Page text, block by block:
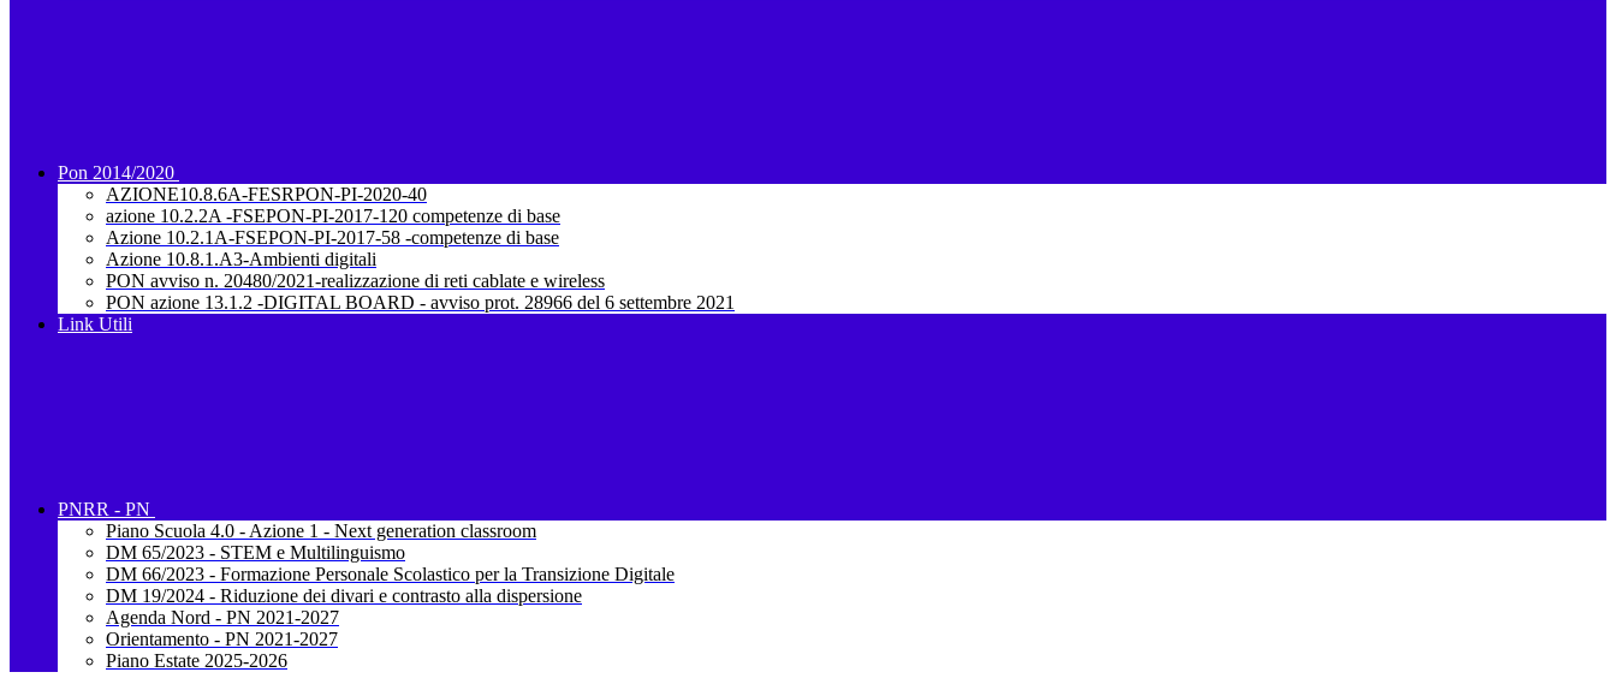
Pon 2014/2020
AZIONE10.8.6A-FESRPON-PI-2020-40
azione 10.2.2A -FSEPON-PI-2017-120 competenze di base
Azione 10.2.1A-FSEPON-PI-2017-58 -competenze di base
Azione 10.8.1.A3-Ambienti digitali
PON avviso n. 20480/2021-realizzazione di reti cablate e wireless
PON azione 13.1.2 -DIGITAL BOARD - avviso prot. 28966 del 6 settembre 2021
Link Utili
PNRR - PN
Piano Scuola 4.0 - Azione 1 - Next generation classroom
DM 65/2023 - STEM e Multilinguismo
DM 66/2023 - Formazione Personale Scolastico per la Transizione Digitale
DM 19/2024 - Riduzione dei divari e contrasto alla dispersione
Agenda Nord - PN 2021-2027
Orientamento - PN 2021-2027
Piano Estate 2025-2026